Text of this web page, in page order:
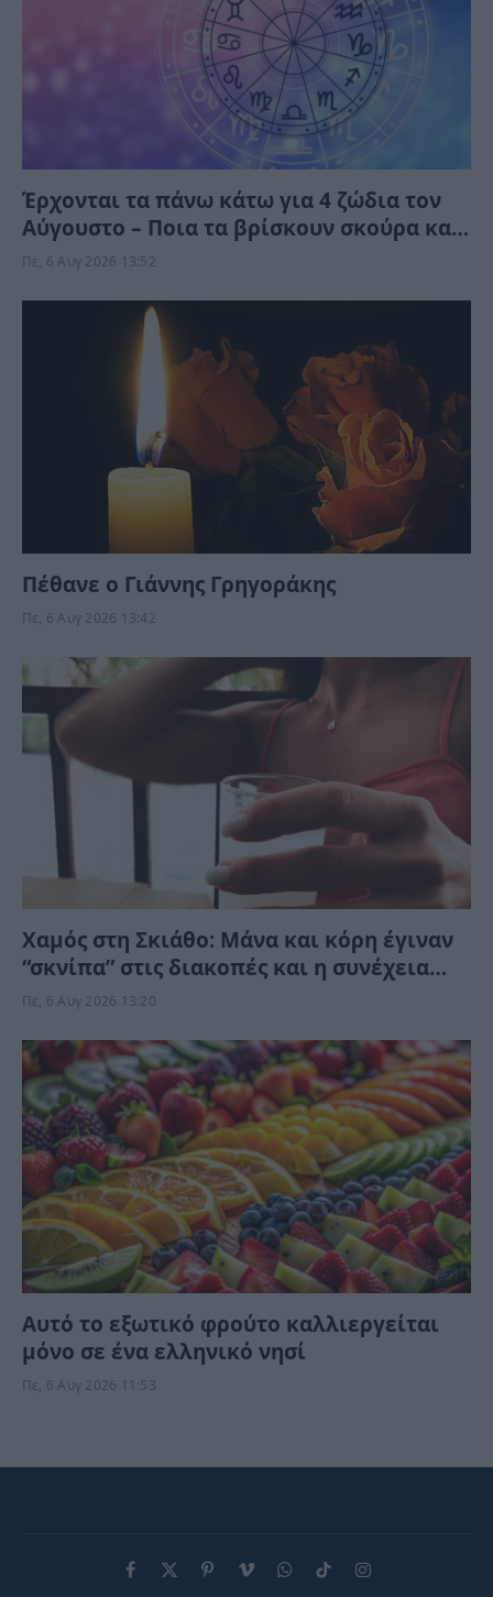
Έρχονται τα πάνω κάτω για 4 ζώδια τον
Αύγουστο – Ποια τα βρίσκουν σκούρα και
ποια αναπνεόυν
Πε, 6 Αυγ 2026 13:52
Πέθανε ο Γιάννης Γρηγοράκης
Πε, 6 Αυγ 2026 13:42
Χαμός στη Σκιάθο: Μάνα και κόρη έγιναν
“σκνίπα” στις διακοπές και η συνέχεια
δεν περιγράφεται
Πε, 6 Αυγ 2026 13:20
Αυτό το εξωτικό φρούτο καλλιεργείται
μόνο σε ένα ελληνικό νησί
Πε, 6 Αυγ 2026 11:53
Facebook
X
PinterestVimeoWhatsApp
TikTokInstagram